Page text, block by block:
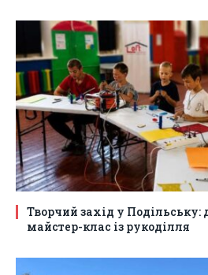
Творчий захід у Подільську:
майстер-клас із рукоділля